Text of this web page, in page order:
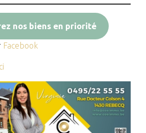
nos biens en priorité
Facebook